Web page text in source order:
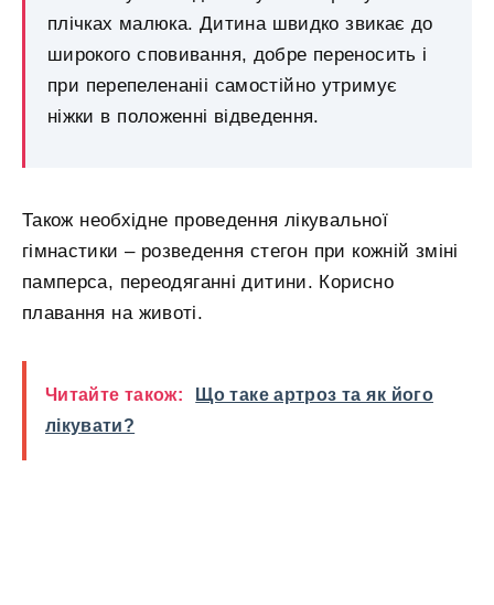
плічках малюка. Дитина швидко звикає до
широкого сповивання, добре переносить і
при перепеленаніі самостійно утримує
ніжки в положенні відведення.
Також необхідне проведення лікувальної
гімнастики – розведення стегон при кожній зміні
памперса, переодяганні дитини. Корисно
плавання на животі.
Читайте також:
Що таке артроз та як його
лікувати?